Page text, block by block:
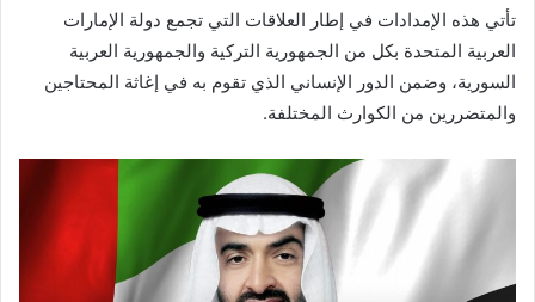
تأتي هذه الإمدادات في إطار العلاقات التي تجمع دولة الإمارات
العربية المتحدة بكل من الجمهورية التركية والجمهورية العربية
السورية، وضمن الدور الإنساني الذي تقوم به في إغاثة المحتاجين
والمتضررين من الكوارث المختلفة.